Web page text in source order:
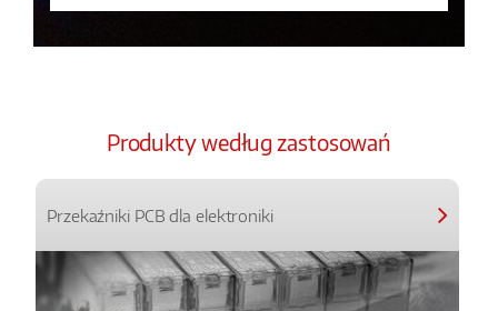
Produkty według zastosowań
Przekaźniki PCB dla elektroniki